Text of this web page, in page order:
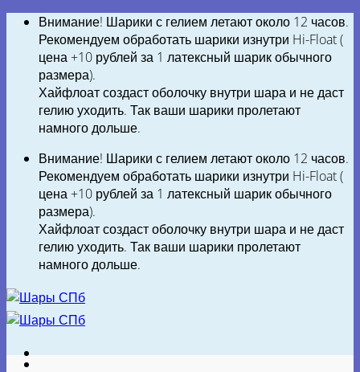
Skip
content
Внимание! Шарики с гелием летают около 12 часов.
Рекомендуем обработать шарики изнутри Hi-Float (
цена +10 рублей за 1 латексный шарик обычного
размера).
Хайфлоат создаст оболочку внутри шара и не даст
гелию уходить. Так ваши шарики пролетают
намного дольше.
Внимание! Шарики с гелием летают около 12 часов.
Рекомендуем обработать шарики изнутри Hi-Float (
цена +10 рублей за 1 латексный шарик обычного
размера).
Хайфлоат создаст оболочку внутри шара и не даст
гелию уходить. Так ваши шарики пролетают
намного дольше.